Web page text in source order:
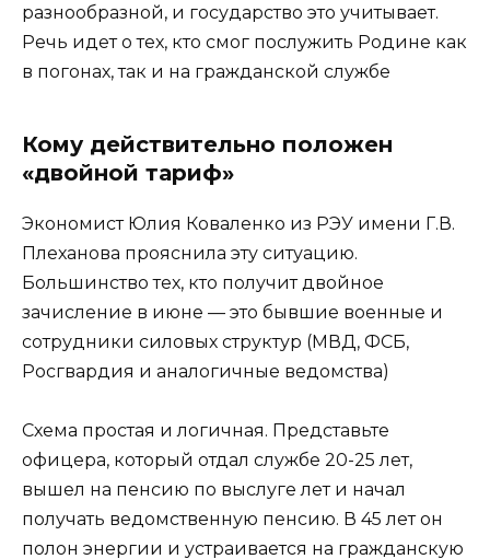
разнообразной, и государство это учитывает.
Речь идет о тех, кто смог послужить Родине как
в погонах, так и на гражданской службе
Кому действительно положен
«двойной тариф»
Экономист Юлия Коваленко из РЭУ имени Г.В.
Плеханова прояснила эту ситуацию.
Большинство тех, кто получит двойное
зачисление в июне — это бывшие военные и
сотрудники силовых структур (МВД, ФСБ,
Росгвардия и аналогичные ведомства)
Схема простая и логичная. Представьте
офицера, который отдал службе 20-25 лет,
вышел на пенсию по выслуге лет и начал
получать ведомственную пенсию. В 45 лет он
полон энергии и устраивается на гражданскую